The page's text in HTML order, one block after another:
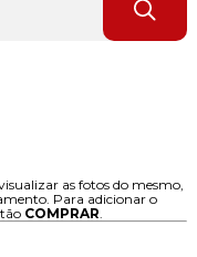
as fotos do mesmo,
Para adicionar o
COMPRAR.